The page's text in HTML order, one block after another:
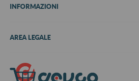
INFORMAZIONI
Metodi di pagamento
Richiedi preventivo
AREA LEGALE
Informativa su resi e rimborsi